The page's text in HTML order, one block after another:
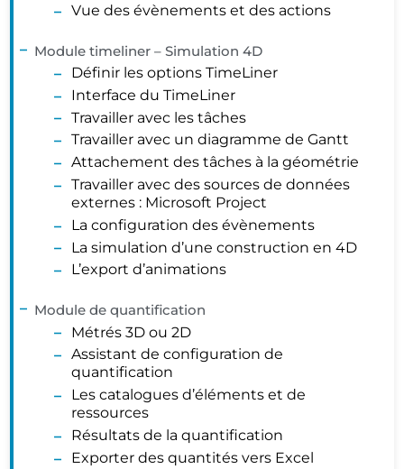
Vue des évènements et des actions
Module timeliner – Simulation 4D
Définir les options TimeLiner
Interface du TimeLiner
Travailler avec les tâches
Travailler avec un diagramme de Gantt
Attachement des tâches à la géométrie
Travailler avec des sources de données
externes : Microsoft Project
La configuration des évènements
La simulation d’une construction en 4D
L’export d’animations
Module de quantification
Métrés 3D ou 2D
Assistant de configuration de
quantification
Les catalogues d’éléments et de
ressources
Résultats de la quantification
Exporter des quantités vers Excel